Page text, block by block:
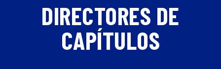
DIRECTORES DE
CAPÍTULOS